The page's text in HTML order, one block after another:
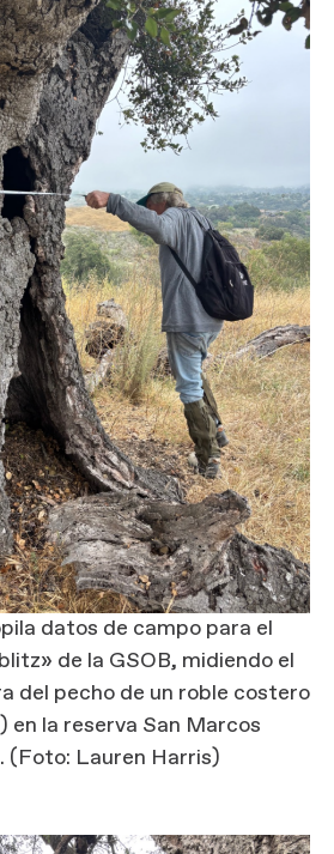
datos de campo para el
de la GSOB, midiendo el
del pecho de un roble costero
) en la reserva San Marcos
(Foto: Lauren Harris)